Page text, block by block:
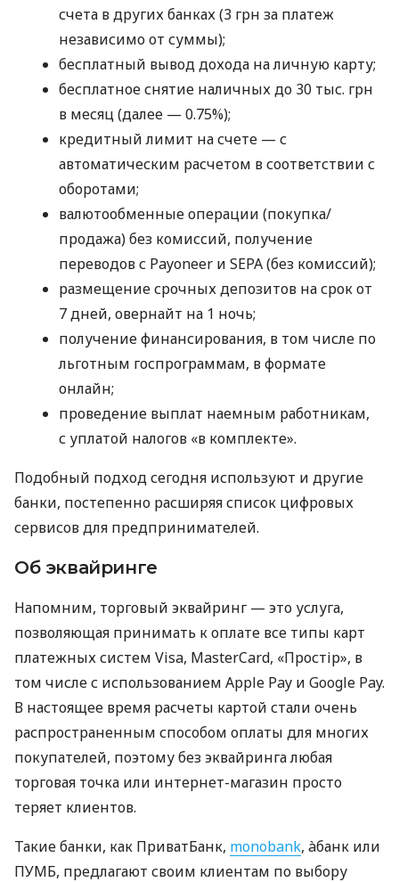
счета в других банках (3 грн за платеж
независимо от суммы);
бесплатный вывод дохода на личную карту;
бесплатное снятие наличных до 30 тыс. грн
в месяц (далее — 0.75%);
кредитный лимит на счете — с
автоматическим расчетом в соответствии с
оборотами;
валютообменные операции (покупка/
продажа) без комиссий, получение
переводов с Payoneer и SEPA (без комиссий);
размещение срочных депозитов на срок от
7 дней, овернайт на 1 ночь;
получение финансирования, в том числе по
льготным госпрограммам, в формате
онлайн;
проведение выплат наемным работникам,
с уплатой налогов «в комплекте».
Подобный подход сегодня используют и другие
банки, постепенно расширяя список цифровых
сервисов для предпринимателей.
Об эквайринге
Напомним, торговый эквайринг — это услуга,
позволяющая принимать к оплате все типы карт
платежных систем Visa, MasterCard, «Простір», в
том числе с использованием Apple Pay и Google Pay.
В настоящее время расчеты картой стали очень
распространенным способом оплаты для многих
покупателей, поэтому без эквайринга любая
торговая точка или интернет-магазин просто
теряет клиентов.
Такие банки, как ПриватБанк, monobank, àбанк или
ПУМБ, предлагают своим клиентам по выбору